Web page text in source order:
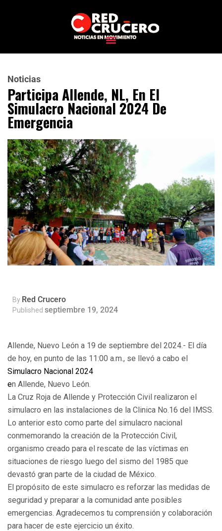
Noticias
Participa Allende, NL, En El
Simulacro Nacional 2024 De
Emergencia
By Red Crucero
Published septiembre 19, 2024
Allende, Nuevo León a 19 de septiembre del 2024.- El día
de hoy, en punto de las 11:00 a.m., se llevó a cabo el
Simulacro Nacional 2024
en Allende, Nuevo León.
La Cruz Roja de Allende y Protección Civil realizaron el
simulacro en las instalaciones de la Clinica No.16 del IMSS.
Lo anterior esto como parte del simulacro nacional
conmemorando la creación de la Protección Civil,
organismo creado para el rescate de las víctimas en
situaciones de riesgo luego del sismo del 1985 que
devastó gran parte de la ciudad de México.
El propósito de este simulacro es reforzar las medidas de
seguridad y preparar a la comunidad ante posibles
emergencias. Agradecemos tu comprensión y colaboración
para hacer de este ejercicio un éxito.